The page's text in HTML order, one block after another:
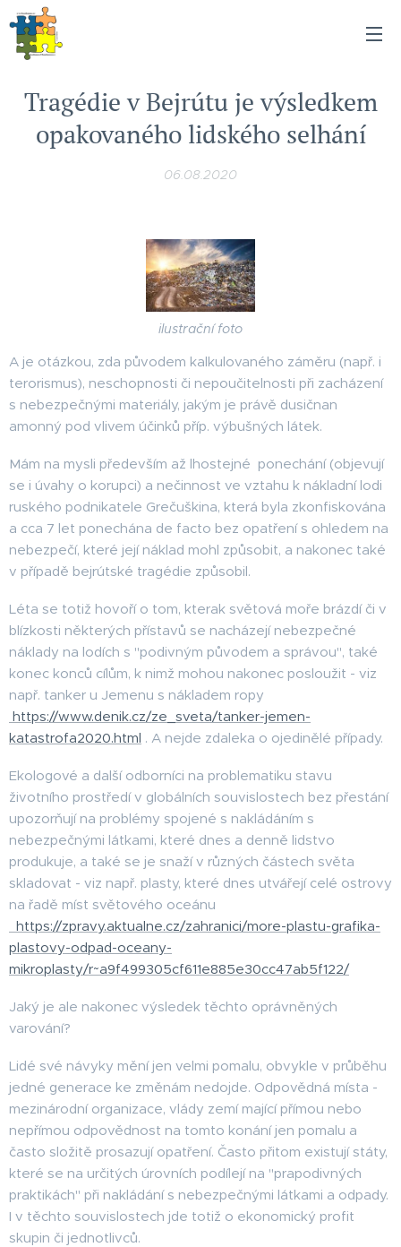
Tragédie v Bejrútu je výsledkem
opakovaného lidského selhání
06.08.2020
ilustrační foto
A je otázkou, zda původem kalkulovaného záměru (např. i
terorismus), neschopnosti či nepoučitelnosti při zacházení
s nebezpečnými materiály, jakým je právě dusičnan
amonný pod vlivem účinků příp. výbušných látek.
Mám na mysli především až lhostejné ponechání (objevují
se i úvahy o korupci) a nečinnost ve vztahu k nákladní lodi
ruského podnikatele Grečuškina, která byla zkonfiskována
a cca 7 let ponechána de facto bez opatření s ohledem na
nebezpečí, které její náklad mohl způsobit, a nakonec také
v případě bejrútské tragédie způsobil.
Léta se totiž hovoří o tom, kterak světová moře brázdí či v
blízkosti některých přístavů se nacházejí nebezpečné
náklady na lodích s "podivným původem a správou", také
konec konců cílům, k nimž mohou nakonec posloužit - viz
např. tanker u Jemenu s nákladem ropy
https://www.denik.cz/ze_sveta/tanker-jemen-
katastrofa2020.html . A nejde zdaleka o ojedinělé případy.
Ekologové a další odborníci na problematiku stavu
životního prostředí v globálních souvislostech bez přestání
upozorňují na problémy spojené s nakládáním s
nebezpečnými látkami, které dnes a denně lidstvo
produkuje, a také se je snaží v různých částech světa
skladovat - viz např. plasty, které dnes utvářejí celé ostrovy
na řadě míst světového oceánu
https://zpravy.aktualne.cz/zahranici/more-plastu-grafika-
plastovy-odpad-oceany-
mikroplasty/r~a9f499305cf611e885e30cc47ab5f122/
Jaký je ale nakonec výsledek těchto oprávněných
varování?
Lidé své návyky mění jen velmi pomalu, obvykle v průběhu
jedné generace ke změnám nedojde. Odpovědná místa -
mezinárodní organizace, vlády zemí mající přímou nebo
nepřímou odpovědnost na tomto konání jen pomalu a
často složitě prosazují opatření. Často přitom existují státy,
které se na určitých úrovních podílejí na "prapodivných
praktikách" při nakládání s nebezpečnými látkami a odpady.
I v těchto souvislostech jde totiž o ekonomický profit
skupin či jednotlivců.